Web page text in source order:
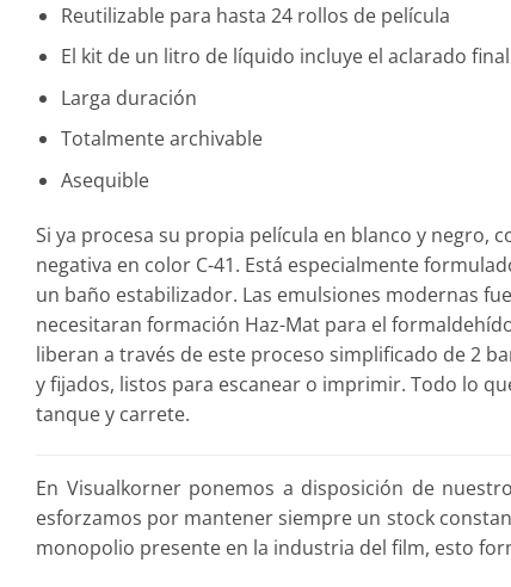
Reutilizable para hasta 24 rollos de película
El kit de un litro de líquido incluye el aclarado
Larga duración
Totalmente archivable
Asequible
Si ya procesa su propia película en blanco y negro,
negativa en color C-41. Está especialmente
un baño estabilizador. Las emulsiones modernas
necesitaran formación Haz-Mat para el
liberan a través de este proceso simplificado de 2
y fijados, listos para escanear o imprimir. Todo lo
tanque y carrete.
En Visualkorner ponemos a disposición de
esforzamos por mantener siempre un stock
monopolio presente en la industria del film, esto